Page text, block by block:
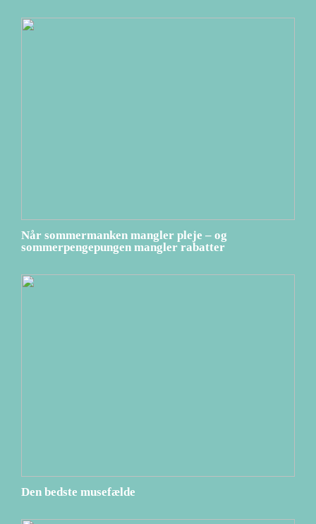
Når sommermanken mangler pleje – og
sommerpengepungen mangler rabatter
Den bedste musefælde